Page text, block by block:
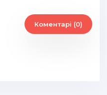
Коментарі (0)